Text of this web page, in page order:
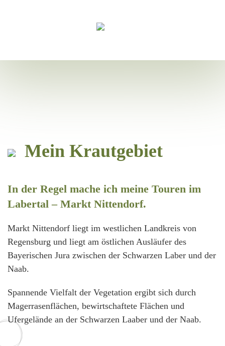
Zum Hauptinhalt springen
Mein Krautgebiet
In der Regel mache ich meine Touren im
Labertal – Markt Nittendorf.
Markt Nittendorf liegt im westlichen Landkreis von
Regensburg und liegt am östlichen Ausläufer des
Bayerischen Jura zwischen der Schwarzen Laber und der
Naab.
Spannende Vielfalt der Vegetation ergibt sich durch
Magerrasenflächen, bewirtschaftete Flächen und
Ufergelände an der Schwarzen Laaber und der Naab.